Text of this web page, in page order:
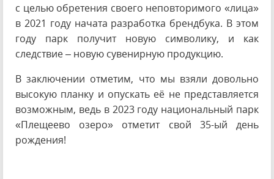
с целью обретения своего неповторимого «лица»
в 2021 году начата разработка брендбука. В этом
году парк получит новую символику, и как
следствие – новую сувенирную продукцию.
В заключении отметим, что мы взяли довольно
высокую планку и опускать её не представляется
возможным, ведь в 2023 году национальный парк
«Плещеево озеро» отметит свой 35-ый день
рождения!